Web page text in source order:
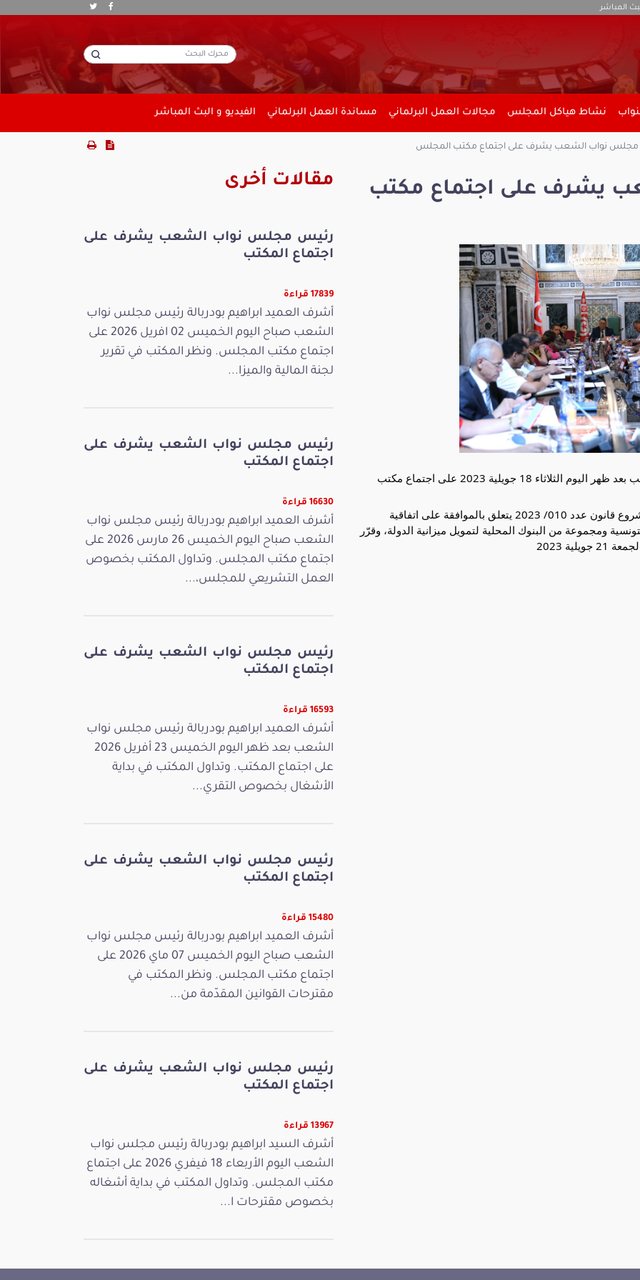
المباشر
نشاط هياكل المجلس مجالات العمل البرلماني مساندة العمل البرلماني الفيديو و البث المباشر
مجلس نواب الشعب يشرف على اجتماع مكتب المجلس
يشرف على اجتماع مكتب
أشرف السيد إبراهيم بودربالة رئيس مجلس نواب الشعب بعد ظهر اليوم الثلاثاء 18 جويلية 2023 على اجتماع مكتب
ونظر المكتب في تقرير لجنة المالية والميزانية حول مشروع قانون عدد 010/ 2023 يتعلق بالموافقة على اتفاقية
ماي 2023 بين الجمهورية التونسية ومجموعة من البنوك المحلية لتمويل ميزانية الدولة، وقرّر
2023
مقالات أخرى
رئيس مجلس نواب الشعب يشرف على
اجتماع المكتب
17839 قراءة
أشرف العميد ابراهيم بودربالة رئيس مجلس نواب
الشعب صباح اليوم الخميس 02 افريل 2026 على
اجتماع مكتب المجلس. ونظر المكتب في تقرير
لجنة المالية والميزا...
رئيس مجلس نواب الشعب يشرف على
اجتماع المكتب
16630 قراءة
أشرف العميد ابراهيم بودربالة رئيس مجلس نواب
الشعب صباح اليوم الخميس 26 مارس 2026 على
اجتماع مكتب المجلس. وتداول المكتب بخصوص
العمل التشريعي للمجلس،...
رئيس مجلس نواب الشعب يشرف على
اجتماع المكتب
16593 قراءة
أشرف العميد ابراهيم بودربالة رئيس مجلس نواب
الشعب بعد ظهر اليوم الخميس 23 أفريل 2026
على اجتماع المكتب. وتداول المكتب في بداية
الأشغال بخصوص التقري...
رئيس مجلس نواب الشعب يشرف على
اجتماع المكتب
15480 قراءة
أشرف العميد ابراهيم بودربالة رئيس مجلس نواب
الشعب صباح اليوم الخميس 07 ماي 2026 على
اجتماع مكتب المجلس. ونظر المكتب في
مقترحات القوانين المقدّمة من...
رئيس مجلس نواب الشعب يشرف على
اجتماع المكتب
13967 قراءة
أشرف السيد ابراهيم بودربالة رئيس مجلس نواب
الشعب اليوم الأربعاء 18 فيفري 2026 على اجتماع
مكتب المجلس. وتداول المكتب في بداية أشغاله
بخصوص مقترحات ا...